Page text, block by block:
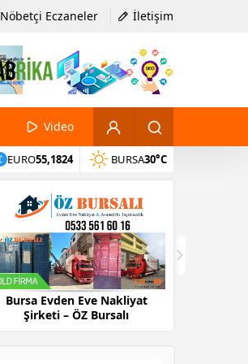
Nöbetçi Eczaneler İletişim
Video
EURO55,1824 BURSA30°C
Bursa Evden Eve Nakliyat
Şirketi – ÖZ Bursalı